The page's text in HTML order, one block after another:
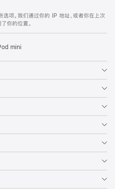
项。我们通过你的 IP 地址，或者你在上次
你的位置。
mini